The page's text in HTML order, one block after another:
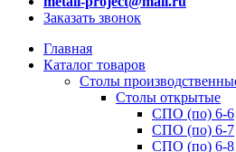
Заказать звонок
Главная
Каталог товаров
Столы
Столы открытые
СПО (по) 6-6
СПО (по) 6-7
СПО (по) 6-8